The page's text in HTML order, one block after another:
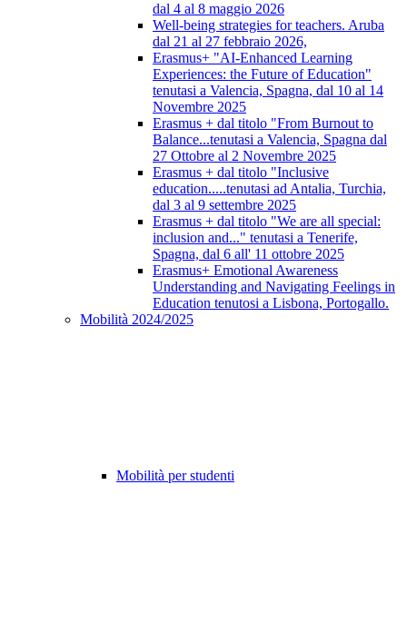
dal 4 al 8 maggio 2026
Well-being strategies for teachers. Aruba
dal 21 al 27 febbraio 2026,
Erasmus+ "AI-Enhanced Learning
Experiences: the Future of Education"
tenutasi a Valencia, Spagna, dal 10 al 14
Novembre 2025
Erasmus + dal titolo "From Burnout to
Balance...tenutasi a Valencia, Spagna dal
27 Ottobre al 2 Novembre 2025
Erasmus + dal titolo "Inclusive
education.....tenutasi ad Antalia, Turchia,
dal 3 al 9 settembre 2025
Erasmus + dal titolo "We are all special:
inclusion and..." tenutasi a Tenerife,
Spagna, dal 6 all' 11 ottobre 2025
Erasmus+ Emotional Awareness
Understanding and Navigating Feelings in
Education tenutosi a Lisbona, Portogallo.
Mobilità 2024/2025
Mobilità per studenti